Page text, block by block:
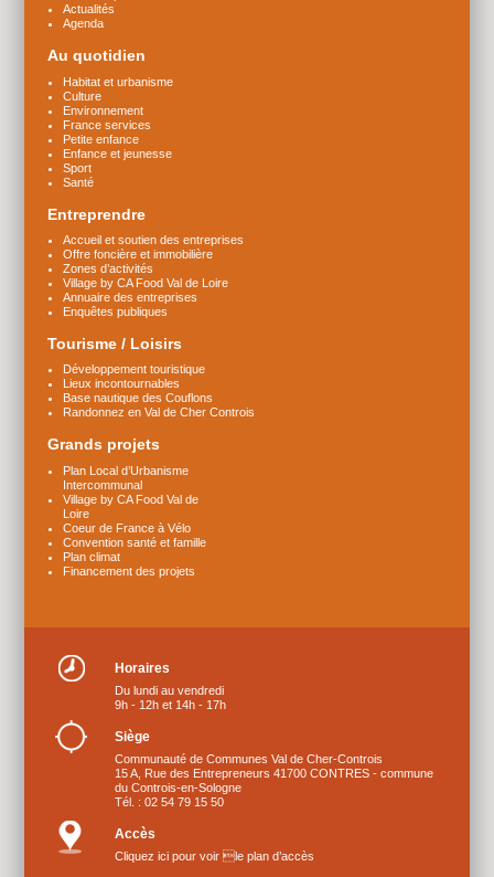
Actualités
Agenda
Au quotidien
Habitat et urbanisme
Culture
Environnement
France services
Petite enfance
Enfance et jeunesse
Sport
Santé
Entreprendre
Accueil et soutien des entreprises
Offre foncière et immobilière
Zones d’activités
Village by CA Food Val de Loire
Annuaire des entreprises
Enquêtes publiques
Tourisme / Loisirs
Développement touristique
Lieux incontournables
Base nautique des Couflons
Randonnez en Val de Cher Controis
Grands projets
Plan Local d’Urbanisme
Intercommunal
Village by CA Food Val de
Loire
Coeur de France à Vélo
Convention santé et famille
Plan climat
Financement des projets
Horaires
Du lundi au vendredi
9h - 12h et 14h - 17h
Siège
Communauté de Communes Val de Cher-Controis
15 A, Rue des Entrepreneurs 41700 CONTRES - commune
du Controis-en-Sologne
Tél. : 02 54 79 15 50
Accès
Cliquez ici pour voir le plan d’accès